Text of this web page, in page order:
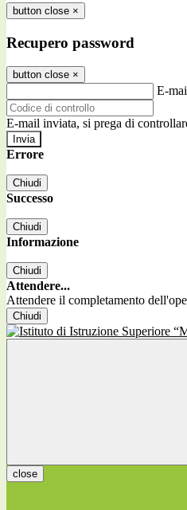
button close ×
Recupero password
button close ×
E-
E-mail inviata, si prega di
Errore
Chiudi
Successo
Chiudi
Informazione
Chiudi
Attendere...
Attendere il completamento
Chiudi
close